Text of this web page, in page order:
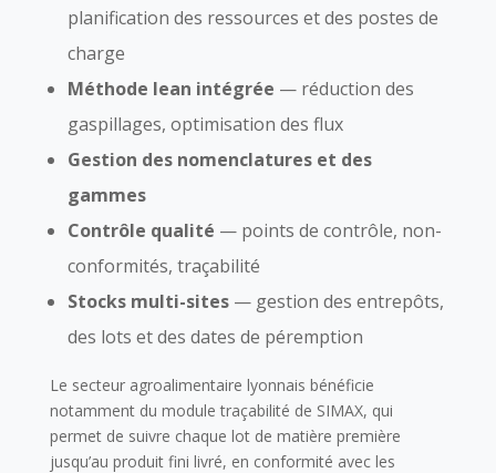
planification des ressources et des postes de
charge
Méthode lean intégrée — réduction des
gaspillages, optimisation des flux
Gestion des nomenclatures et des
gammes
Contrôle qualité — points de contrôle, non-
conformités, traçabilité
Stocks multi-sites— gestion des entrepôts,
des lots et des dates de péremption
Le secteur agroalimentaire lyonnais bénéficie
notamment du module traçabilité de SIMAX, qui
permet de suivre chaque lot de matière première
jusqu’au produit fini livré, en conformité avec les